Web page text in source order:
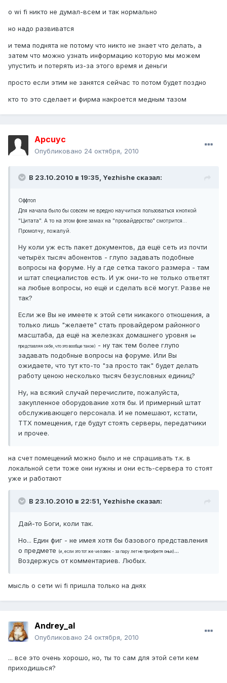
о wi fi никто не думал-всем и так нормально
но надо развиватся
и тема поднята не потому что никто не знает что делать, а
затем что можно узнать информацию которую мы можем
упустить и потерять из-за этого время и деньги
просто если этим не занятся сейчас то потом будет поздно
кто то это сделает и фирма накроется медным тазом
Apcuyc
Опубликовано 24 октября, 2010
В 23.10.2010 в 19:35, Yezhishe сказал:
Оффтоп
Для начала было бы совсем не вредно научиться пользоваться кнопкой
"Цитата". А то на этом фоне замах на "провайдерство" смотрится...
Промолчу, пожалуй.
Ну коли уж есть пакет документов, да ещё сеть из почти
четырёх тысяч абонентов - глупо задавать подобные
вопросы на форуме. Ну а где сетка такого размера - там
и штат специалистов есть. И уж они-то не только ответят
на любые вопросы, но ещё и сделать всё могут. Разве не
так?
Если же Вы не имеете к этой сети никакого отношения, а
только лишь "желаете" стать провайдером районного
масштаба, да ещё на железках домашнего уровня (не
представляя себе, что это вообще такое) - ну так тем более глупо
задавать подобные вопросы на форуме. Или Вы
ожидаете, что тут кто-то "за просто так" будет делать
работу ценою несколько тысяч безусловных единиц?
Ну, на всякий случай перечислите, пожалуйста,
закупленное оборудование хотя бы. И примерный штат
обслуживающего персонала. И не помешают, кстати,
ТТХ помещения, где будут стоять серверы, передатчики
и прочее.
на счет помещений можно было и не спрашивать т.к. в
локальной сети тоже они нужны и они есть-сервера то стоят
уже и работают
В 23.10.2010 в 22:51, Yezhishe сказал:
Дай-то Боги, коли так.
Но... Един фиг - не имея хотя бы базового представления
о предмете (и, если это тот же человек - за пару лет не приобретя оных) ...
Воздержусь от комментариев. Любых.
мысль о сети wi fi пришла только на днях
Andrey_al
Опубликовано 24 октября, 2010
... все это очень хорошо, но, ты то сам для этой сети кем
приходишься?